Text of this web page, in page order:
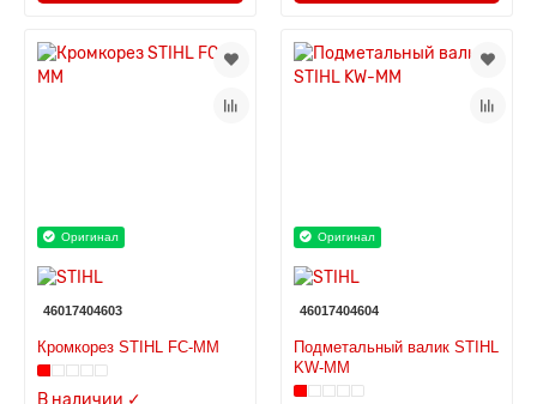
Оригинал
46017404603
Кромкорез STIHL FC-MM
В наличии ✓
Оригинал
46017404604
Подметальный валик STIHL
KW-MM